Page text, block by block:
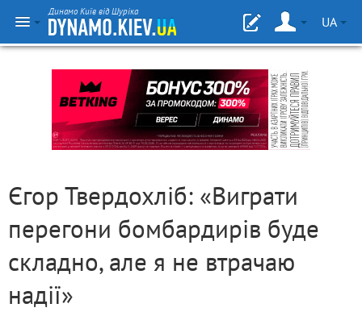
Динамо Київ від Шуріка
UA
Єгор Твердохліб: «Виграти
перегони бомбардирів буде
складно, але я не втрачаю
надії»